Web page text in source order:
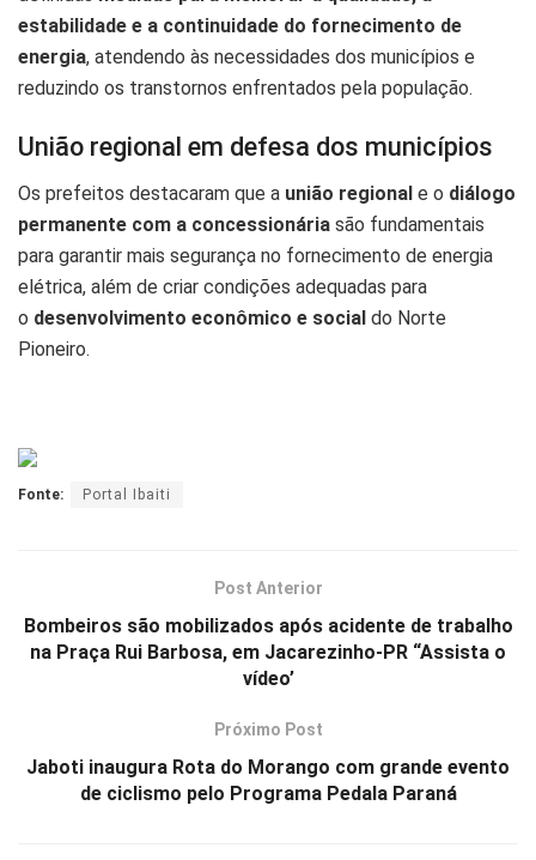
estabilidade e a continuidade do fornecimento de
energia, atendendo às necessidades dos municípios e
reduzindo os transtornos enfrentados pela população.
União regional em defesa dos municípios
Os prefeitos destacaram que a união regional e o diálogo
permanente com a concessionária são fundamentais
para garantir mais segurança no fornecimento de energia
elétrica, além de criar condições adequadas para
o desenvolvimento econômico e social do Norte
Pioneiro.
Fonte: Portal Ibaiti
Post Anterior
Bombeiros são mobilizados após acidente de trabalho
na Praça Rui Barbosa, em Jacarezinho-PR “Assista o
vídeo’
Próximo Post
Jaboti inaugura Rota do Morango com grande evento
de ciclismo pelo Programa Pedala Paraná